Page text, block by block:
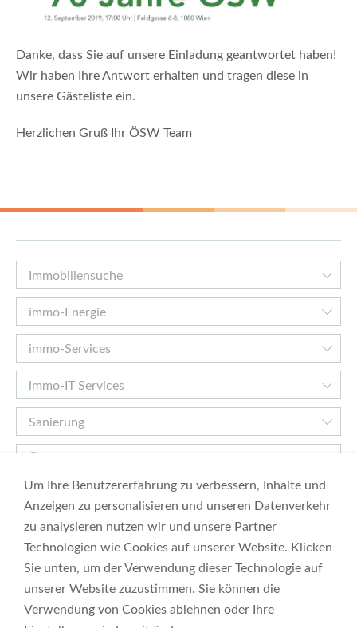
Danke, dass Sie auf unsere Einladung geantwortet haben!
Wir haben Ihre Antwort erhalten und tragen diese in
unsere Gästeliste ein.
Herzlichen Gruß Ihr ÖSW Team
Immobiliensuche
immo-Energie
immo-Services
immo-IT Services
Sanierung
Feldgasse 6-8
1080 Wien
Tel: 01 226 55 78
Sanierung:
Tel: 01 905 36 00
Um Ihre Benutzererfahrung zu verbessern, Inhalte und
Anzeigen zu personalisieren und unseren Datenverkehr
zu analysieren nutzen wir und unsere Partner
Technologien wie Cookies auf unserer Website. Klicken
Sie unten, um der Verwendung dieser Technologie auf
unserer Website zuzustimmen. Sie können die
Verwendung von Cookies ablehnen oder Ihre